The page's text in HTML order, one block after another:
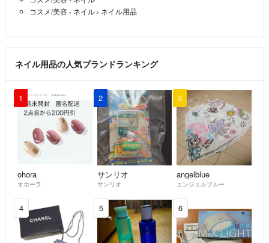
コスメ/美容 › ネイル › ネイル用品
ネイル用品の人気ブランドランキング
1
ohora
オホーラ
2
サンリオ
サンリオ
3
angelblue
エンジェルブルー
4 5 6